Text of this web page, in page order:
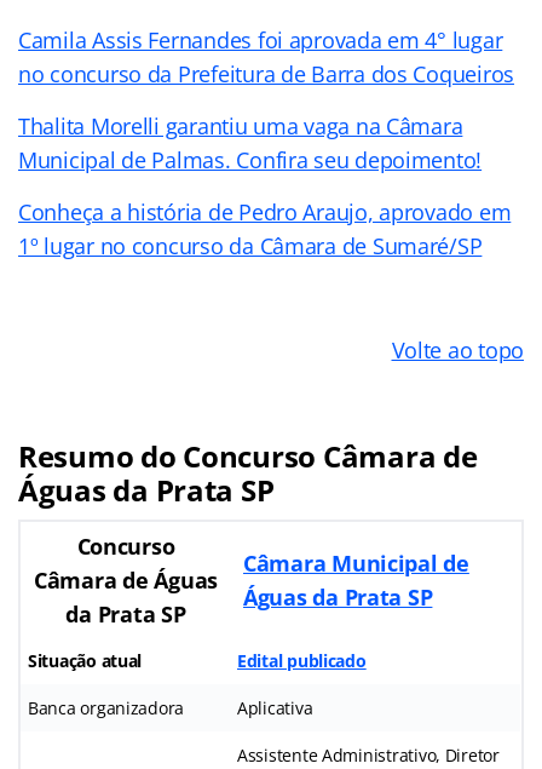
Camila Assis Fernandes foi aprovada em 4° lugar
no concurso da Prefeitura de Barra dos Coqueiros
Thalita Morelli garantiu uma vaga na Câmara
Municipal de Palmas. Confira seu depoimento!
Conheça a história de Pedro Araujo, aprovado em
1º lugar no concurso da Câmara de Sumaré/SP
Volte ao topo
Resumo do Concurso Câmara de
Águas da Prata SP
Concurso
Câmara de Águas
da Prata SP
Câmara Municipal de
Águas da Prata SP
Situação atual Edital publicado
Banca organizadora Aplicativa
Assistente Administrativo, Diretor